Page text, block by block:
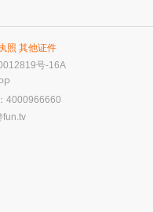
照 其他证件
号-16A
4000966660